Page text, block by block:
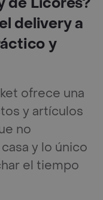
delivery a
y
ofrece una
y artículos
no
y lo único
el tiempo